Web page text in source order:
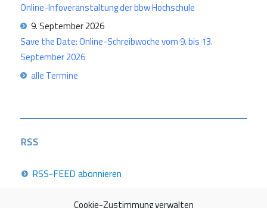
Cookie-Zustimmung verwalten
Online-Infoveranstaltung der bbw Hochschule
9. September 2026
Save the Date: Online-Schreibwoche vom 9. bis 13.
September 2026
alle Termine
RSS
RSS-FEED abonnieren